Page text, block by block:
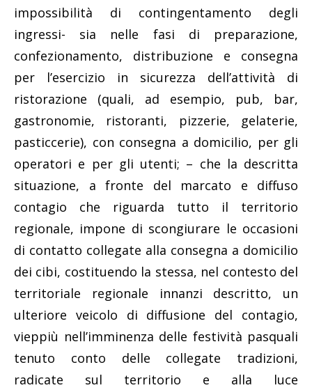
impossibilità di contingentamento degli
ingressi- sia nelle fasi di preparazione,
confezionamento, distribuzione e consegna
per l’esercizio in sicurezza dell’attività di
ristorazione (quali, ad esempio, pub, bar,
gastronomie, ristoranti, pizzerie, gelaterie,
pasticcerie), con consegna a domicilio, per gli
operatori e per gli utenti; – che la descritta
situazione, a fronte del marcato e diffuso
contagio che riguarda tutto il territorio
regionale, impone di scongiurare le occasioni
di contatto collegate alla consegna a domicilio
dei cibi, costituendo la stessa, nel contesto del
territoriale regionale innanzi descritto, un
ulteriore veicolo di diffusione del contagio,
vieppiù nell’imminenza delle festività pasquali
tenuto conto delle collegate tradizioni,
radicate sul territorio e alla luce